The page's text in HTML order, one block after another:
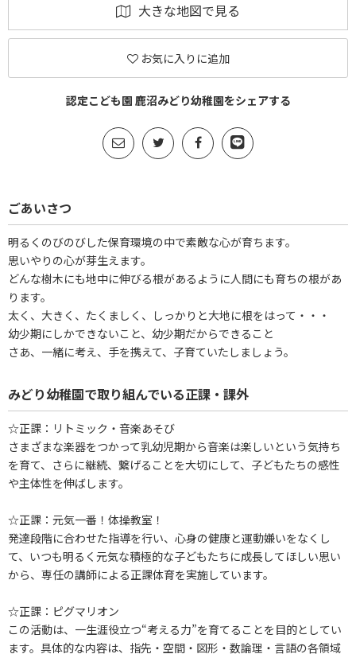
大きな地図で見る
お気に入りに追加
認定こども園 鹿沼みどり幼稚園をシェアする
ごあいさつ
明るくのびのびした保育環境の中で素敵な心が育ちます。
思いやりの心が芽生えます。
どんな樹木にも地中に伸びる根があるように人間にも育ちの根があ
ります。
太く、大きく、たくましく、しっかりと大地に根をはって・・・
幼少期にしかできないこと、幼少期だからできること
さあ、一緒に考え、手を携えて、子育ていたしましょう。
みどり幼稚園で取り組んでいる正課・課外
☆正課：リトミック・音楽あそび
さまざまな楽器をつかって乳幼児期から音楽は楽しいという気持ち
を育て、さらに継続、繋げることを大切にして、子どもたちの感性
や主体性を伸ばします。
☆正課：元気一番！体操教室！
発達段階に合わせた指導を行い、心身の健康と運動嫌いをなくし
て、いつも明るく元気な積極的な子どもたちに成長してほしい思い
から、専任の講師による正課体育を実施しています。
☆正課：ピグマリオン
この活動は、一生涯役立つ“考える力”を育てることを目的としてい
ます。具体的な内容は、指先・空間・図形・数論理・言語の各領域